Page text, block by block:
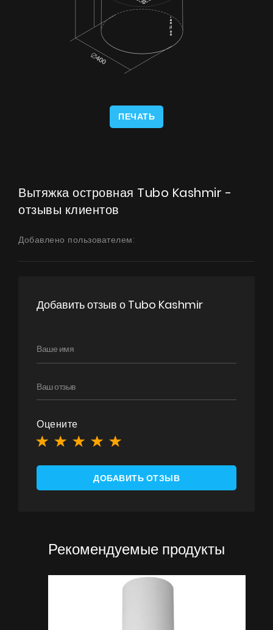
ПЕЧАТЬ
Вытяжка островная Tubo Kashmir -
отзывы клиентов
Добавлено пользователем:
Добавить отзыв о Tubo Kashmir
Оцените
ДОБАВИТЬ ОТЗЫВ
Рекомендуемые продукты